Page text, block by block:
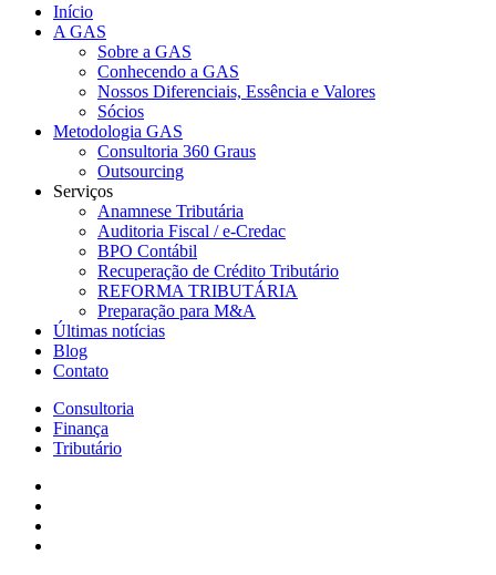
Início
A GAS
Sobre a GAS
Conhecendo a GAS
Nossos Diferenciais, Essência e Valores
Sócios
Metodologia GAS
Consultoria 360 Graus
Outsourcing
Serviços
Anamnese Tributária
Auditoria Fiscal / e-Credac
BPO Contábil
Recuperação de Crédito Tributário
REFORMA TRIBUTÁRIA
Preparação para M&A
Últimas notícias
Blog
Contato
Consultoria
Finança
Tributário